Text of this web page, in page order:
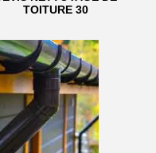
TOITURE 30